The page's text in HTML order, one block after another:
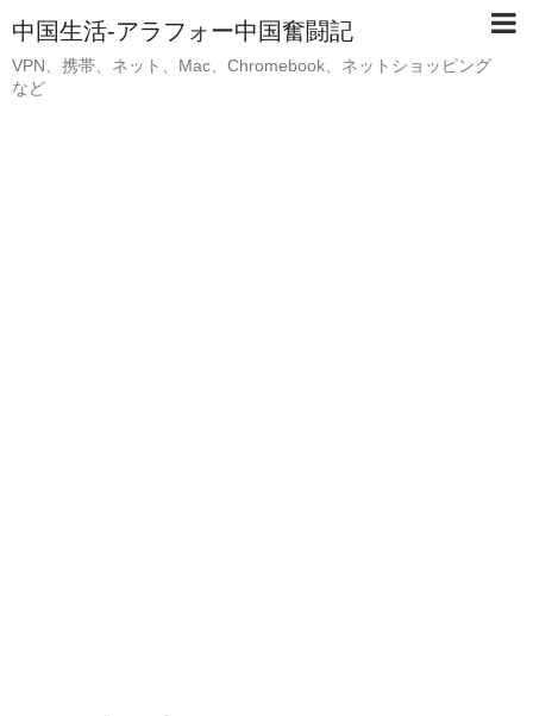
中国生活-アラフォー中国奮闘記
VPN、携帯、ネット、Mac、Chromebook、ネットショッピング
など